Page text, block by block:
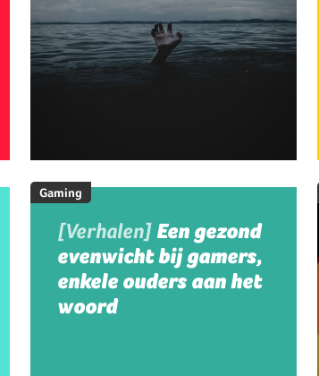
Gaming
[Verhalen] Een gezond
evenwicht bij gamers,
enkele ouders aan het
woord